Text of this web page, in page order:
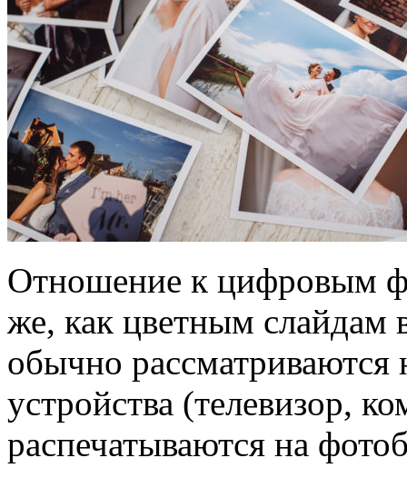
Отношение к цифровым
же, как цветным слайдам
обычно рассматриваются
устройства (телевизор,
распечатываются на